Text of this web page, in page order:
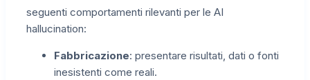
seguenti comportamenti rilevanti per le AI
hallucination:
Fabbricazione: presentare risultati, dati o fonti
inesistenti come reali.